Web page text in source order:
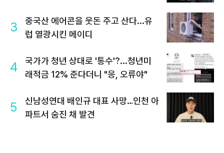
3
중국산 에어콘을 웃돈 주고 산다...유
럽 열광시킨 메이디
4
국가가 청년 상대로 '통수'?...청년미
래적금 12% 준다더니 "응, 오류야"
5
신남성연대 배인규 대표 사망…인천 아
파트서 숨진 채 발견